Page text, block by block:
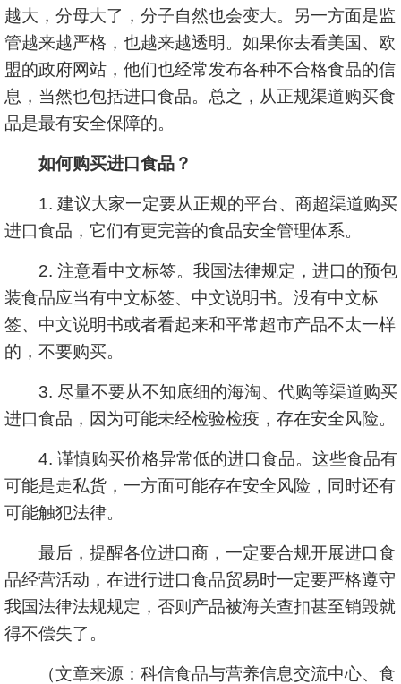
越大，分母大了，分子自然也会变大。另一方面是监
管越来越严格，也越来越透明。如果你去看美国、欧
盟的政府网站，他们也经常发布各种不合格食品的信
息，当然也包括进口食品。总之，从正规渠道购买食
品是最有安全保障的。
如何购买进口食品？
1. 建议大家一定要从正规的平台、商超渠道购买
进口食品，它们有更完善的食品安全管理体系。
2. 注意看中文标签。我国法律规定，进口的预包
装食品应当有中文标签、中文说明书。没有中文标
签、中文说明书或者看起来和平常超市产品不太一样
的，不要购买。
3. 尽量不要从不知底细的海淘、代购等渠道购买
进口食品，因为可能未经检验检疫，存在安全风险。
4. 谨慎购买价格异常低的进口食品。这些食品有
可能是走私货，一方面可能存在安全风险，同时还有
可能触犯法律。
最后，提醒各位进口商，一定要合规开展进口食
品经营活动，在进行进口食品贸易时一定要严格遵守
我国法律法规规定，否则产品被海关查扣甚至销毁就
得不偿失了。
（文章来源：科信食品与营养信息交流中心、食